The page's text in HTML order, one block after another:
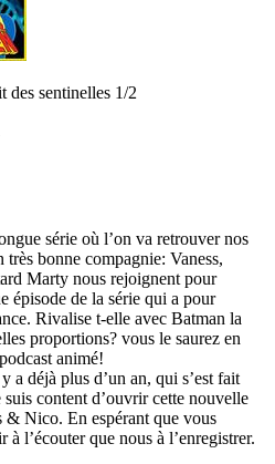
sentinelles 1/2
série où l’on va retrouver nos
très bonne compagnie: Vaness,
Marty nous rejoignent pour
épisode de la série qui a pour
Rivalise t-elle avec Batman la
proportions? vous le saurez en
animé!
a déjà plus d’un an, qui s’est fait
content d’ouvrir cette nouvelle
& Nico. En espérant que vous
à l’écouter que nous à l’enregistrer.